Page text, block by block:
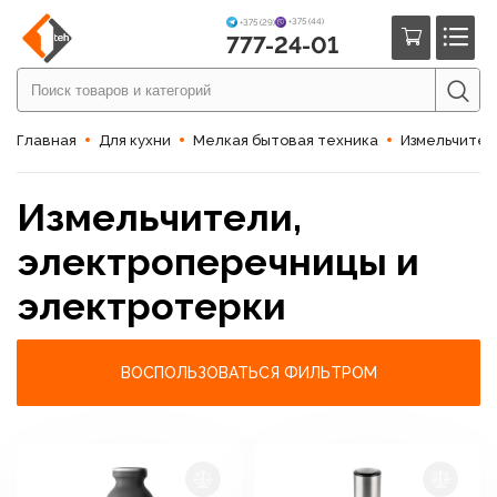
+375 (29) +375 (44)
777-24-01
Главная Для кухни Мелкая бытовая техника
Измельчители,
электроперечницы и
электротерки
ВОСПОЛЬЗОВАТЬСЯ ФИЛЬТРОМ